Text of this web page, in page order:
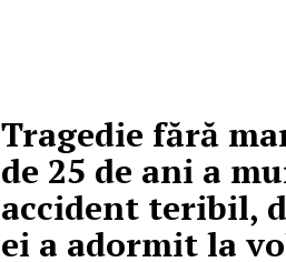
Tragedie fără
de 25 de ani a
accident teribil,
ei a adormit la